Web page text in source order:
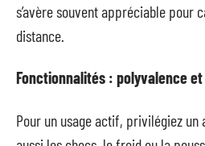
s’avère souvent appréciable pour
distance.
Fonctionnalités : polyvalence
Pour un usage actif, privilégiez